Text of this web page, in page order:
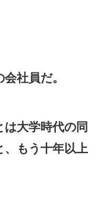
社員だ。
大学時代の同
、もう十年以上